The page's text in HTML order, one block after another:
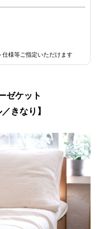
ゼケット
きなり】
様等ご指定いただけます